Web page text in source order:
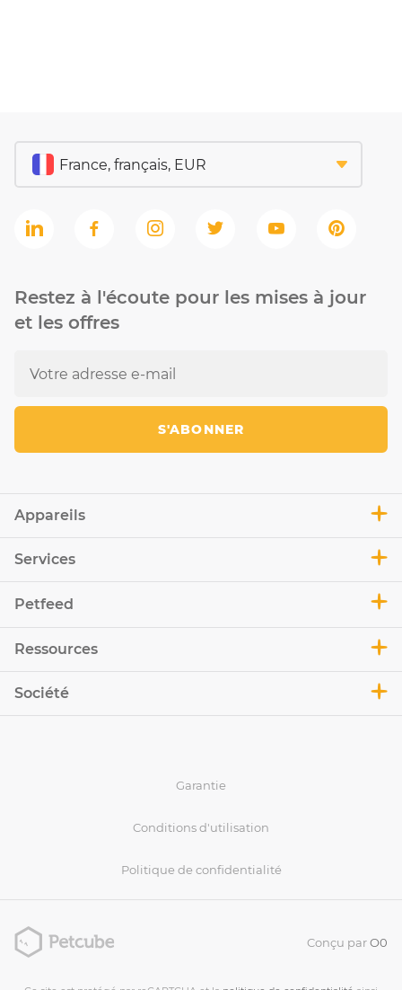
Appareils
Services
Petfeed
Ressources
Société
Restez à l'écoute pour les mises à jour
et les offres
S'ABONNER
Garantie
Conditions d'utilisation
Politique de confidentialité
Conçu parO0